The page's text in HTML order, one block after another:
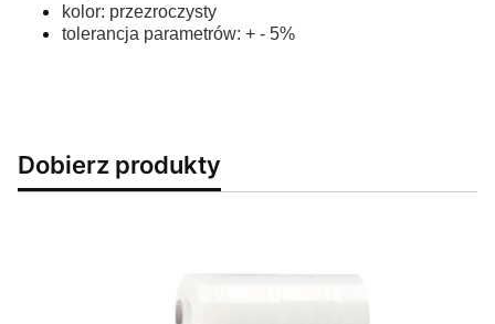
kolor: przezroczysty
tolerancja parametrów: + - 5%
Dobierz produkty